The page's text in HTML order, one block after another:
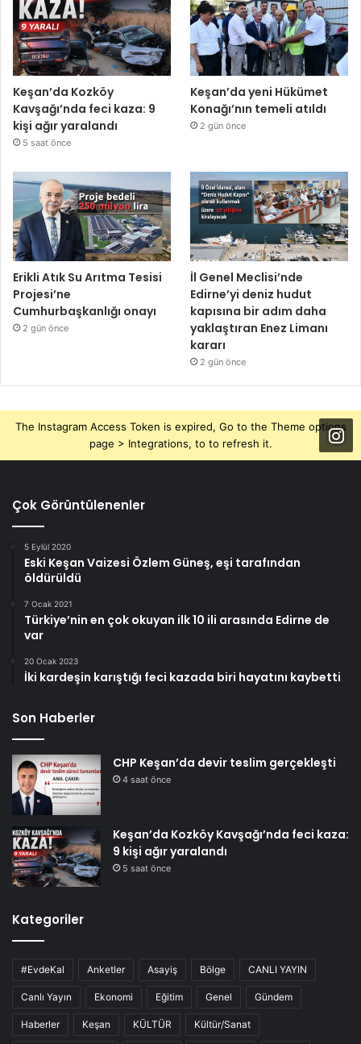
Keşan’da Kozköy
Kavşağı’nda feci kaza: 9
kişi ağır yaralandı
5 saat önce
Keşan’da yeni Hükümet
Konağı’nın temeli atıldı
2 gün önce
Erikli Atık Su Arıtma Tesisi
Projesi’ne
Cumhurbaşkanlığı onayı
2 gün önce
İl Genel Meclisi’nde
Edirne’yi deniz hudut
kapısına bir adım daha
yaklaştıran Enez Limanı
kararı
2 gün önce
The Instagram Access Token is expired, Go to the Theme options
page > Integrations, to to refresh it.
Çok Görüntülenenler
5 Eylül 2020
Eski Keşan Vaizesi Özlem Güneş, eşi tarafından
öldürüldü
7 Ocak 2021
Türkiye’nin en çok okuyan ilk 10 ili arasında Edirne de
var
20 Ocak 2023
İki kardeşin karıştığı feci kazada biri hayatını kaybetti
Son Haberler
CHP Keşan’da devir teslim gerçekleşti
4 saat önce
Keşan’da Kozköy Kavşağı’nda feci kaza:
9 kişi ağır yaralandı
5 saat önce
Kategoriler
#EvdeKal Anketler Asayiş Bölge CANLI YAYIN
Canlı Yayın Ekonomi Eğitim Genel Gündem
Haberler Keşan KÜLTÜR Kültür/Sanat